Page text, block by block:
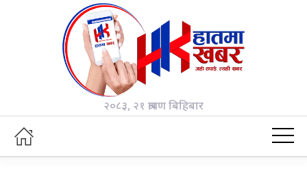
२०८३, २१ श्रावण बिहिबार